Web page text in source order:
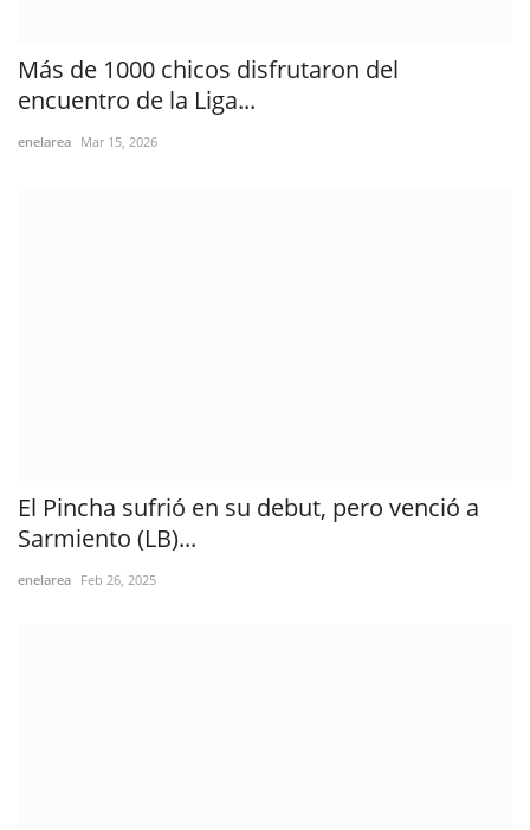
Más de 1000 chicos disfrutaron del
encuentro de la Liga...
enelarea Mar 15, 2026
El Pincha sufrió en su debut, pero venció a
Sarmiento (LB)...
enelarea Feb 26, 2025